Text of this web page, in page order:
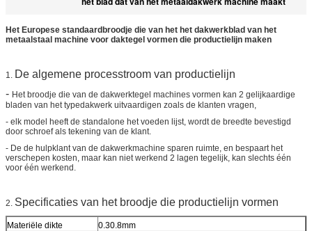
Het Europese standaardbroodje die van het het dakwerkblad van het
metaalstaal machine voor daktegel vormen die productielijn maken
1. De algemene processtroom van productielijn
- Het broodje die van de dakwerktegel machines vormen kan 2 gelijkaardige
bladen van het typedakwerk uitvaardigen zoals de klanten vragen,
- elk model heeft de standalone het voeden lijst, wordt de breedte bevestigd
door schroef als tekening van de klant.
- De de hulpklant van de dakwerkmachine sparen ruimte, en bespaart het
verschepen kosten, maar kan niet werkend 2 lagen tegelijk, kan slechts één
voor één werkend.
2. Specificaties van het broodje die productielijn vormen
Materiële dikte
0.30.8mm